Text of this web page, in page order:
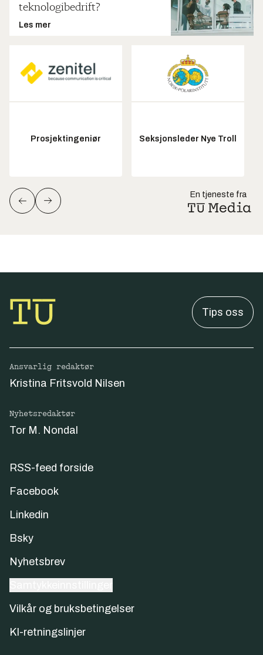
teknologibedrift?
Les mer
Prosjektingeniør Seksjonsleder Nye Troll
En tjeneste fra
Tips oss
Ansvarlig redaktør
Kristina Fritsvold Nilsen
Nyhetsredaktør
Tor M. Nondal
RSS-feed forside
Facebook
Linkedin
Bsky
Nyhetsbrev
Vilkår og bruksbetingelser
KI-retningslinjer